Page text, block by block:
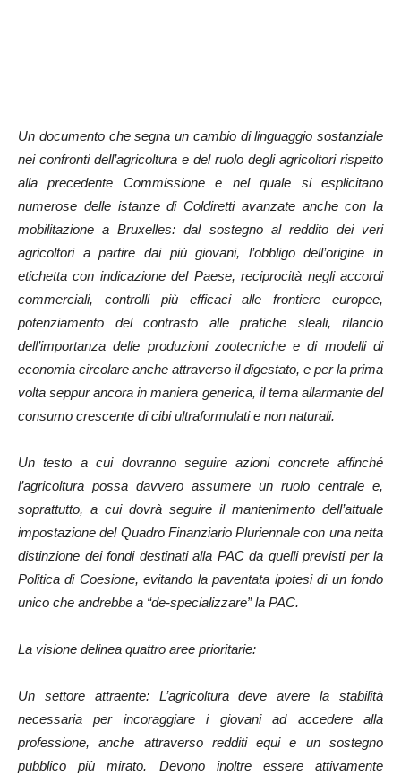
Un documento che segna un cambio di linguaggio sostanziale
nei confronti dell’agricoltura e del ruolo degli agricoltori rispetto
alla precedente Commissione e nel quale si esplicitano
numerose delle istanze di Coldiretti avanzate anche con la
mobilitazione a Bruxelles: dal sostegno al reddito dei veri
agricoltori a partire dai più giovani, l’obbligo dell’origine in
etichetta con indicazione del Paese, reciprocità negli accordi
commerciali, controlli più efficaci alle frontiere europee,
potenziamento del contrasto alle pratiche sleali, rilancio
dell’importanza delle produzioni zootecniche e di modelli di
economia circolare anche attraverso il digestato, e per la prima
volta seppur ancora in maniera generica, il tema allarmante del
consumo crescente di cibi ultraformulati e non naturali.
Un testo a cui dovranno seguire azioni concrete affinché
l’agricoltura possa davvero assumere un ruolo centrale e,
soprattutto, a cui dovrà seguire il mantenimento dell’attuale
impostazione del Quadro Finanziario Pluriennale con una netta
distinzione dei fondi destinati alla PAC da quelli previsti per la
Politica di Coesione, evitando la paventata ipotesi di un fondo
unico che andrebbe a “de-specializzare” la PAC.
La visione delinea quattro aree prioritarie:
Un settore attraente: L’agricoltura deve avere la stabilità
necessaria per incoraggiare i giovani ad accedere alla
professione, anche attraverso redditi equi e un sostegno
pubblico più mirato. Devono inoltre essere attivamente